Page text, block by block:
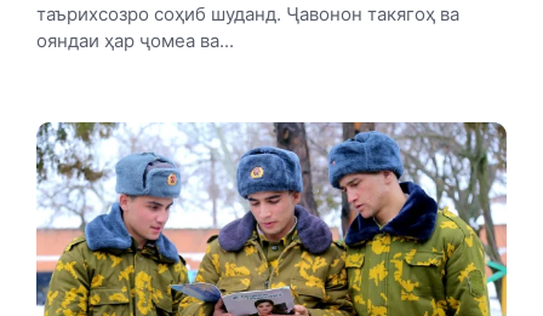
таърихсозро соҳиб шуданд. Ҷавонон такягоҳ ва
ояндаи ҳар ҷомеа ва...